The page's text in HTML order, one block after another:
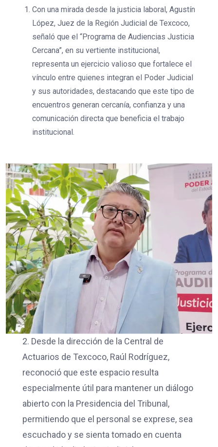
Con una mirada desde la justicia laboral, Agustín
López, Juez de la Región Judicial de Texcoco,
señaló que el “Programa de Audiencias Justicia
Cercana”, en su vertiente institucional,
representa un ejercicio valioso que fortalece el
vínculo entre quienes integran el Poder Judicial
y sus autoridades, destacando que este tipo de
encuentros generan cercanía, confianza y una
comunicación directa que beneficia el trabajo
institucional.
2. Desde la dirección de la Central de
Actuarios de Texcoco, Raúl Rodríguez,
reconoció que este espacio resulta
especialmente útil para mantener un diálogo
abierto con la Presidencia del Tribunal,
permitiendo que el personal se exprese, sea
escuchado y se sienta tomado en cuenta